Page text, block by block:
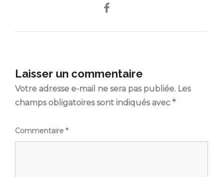
Laisser un commentaire
Votre adresse e-mail ne sera pas publiée. Les
champs obligatoires sont indiqués avec *
Commentaire *